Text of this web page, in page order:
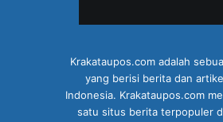
Krakataupos.com adalah
yang berisi berita dan
Indonesia. Krakataupos.com
satu situs berita terpopuler